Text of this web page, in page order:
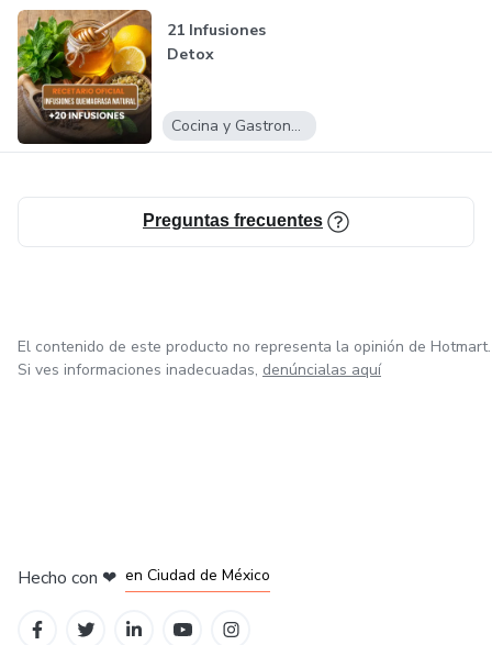
21 Infusiones
Detox
Cocina y Gastronomía
Preguntas frecuentes
El contenido de este producto no representa la opinión de Hotmart.
Si ves informaciones inadecuadas, denúncialas aquí
Hecho con ❤ en Ciudad de México